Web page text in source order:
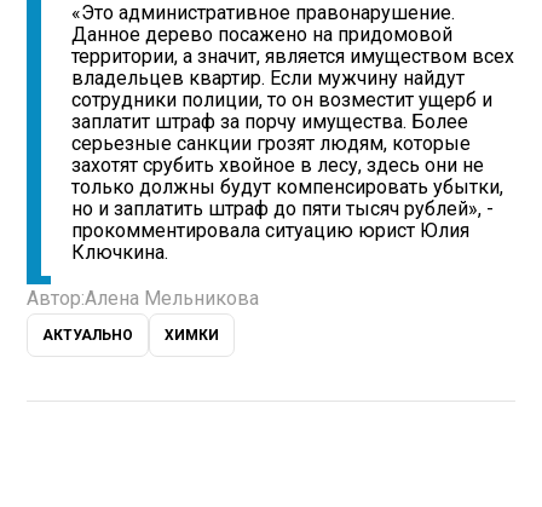
«Это административное правонарушение.
Данное дерево посажено на придомовой
территории, а значит, является имуществом всех
владельцев квартир. Если мужчину найдут
сотрудники полиции, то он возместит ущерб и
заплатит штраф за порчу имущества. Более
серьезные санкции грозят людям, которые
захотят срубить хвойное в лесу, здесь они не
только должны будут компенсировать убытки,
но и заплатить штраф до пяти тысяч рублей», -
прокомментировала ситуацию юрист Юлия
Ключкина.
Автор:Алена Мельникова
АКТУАЛЬНО ХИМКИ